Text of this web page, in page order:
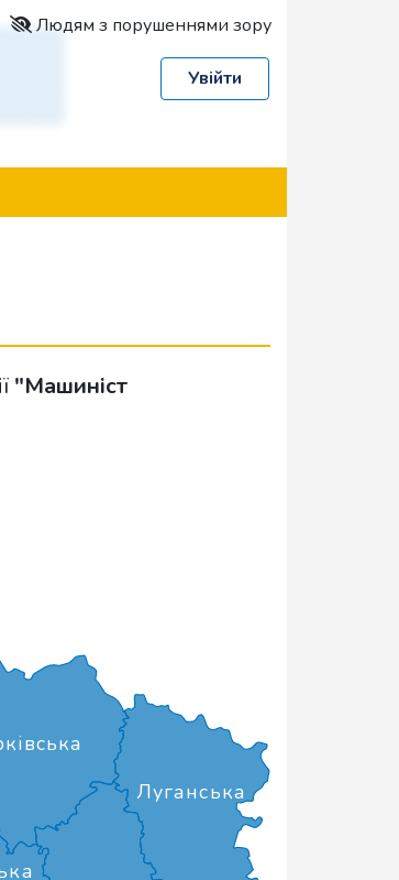
Людям з порушеннями зору
Увійти
"Машиніст
Луганська